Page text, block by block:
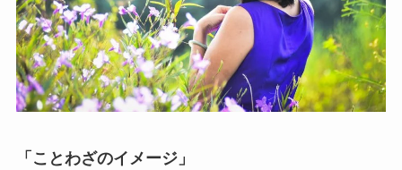
「ことわざのイメージ」